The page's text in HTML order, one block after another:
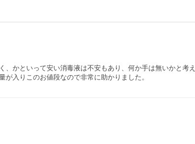
かといって安い消毒液は不安もあり、何か手は無いかと考
入りこのお値段なので非常に助かりました。